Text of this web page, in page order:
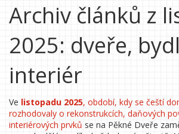
Archiv článků z
2025: dveře,
interiér
Ve listopadu 2025, období, kdy se čeští
rozhodovaly o rekonstrukcích, daňových
interiérových prvků se na Pěkné Dveře